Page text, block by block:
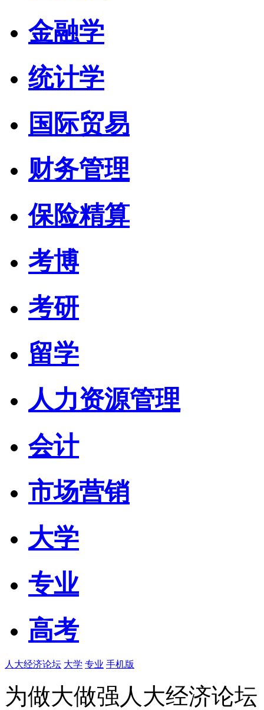
金融学
统计学
国际贸易
财务管理
保险精算
考博
考研
留学
人力资源管理
会计
市场营销
大学
专业
高考
人大经济论坛 大学 专业 手机版
为做大做强人大经济论